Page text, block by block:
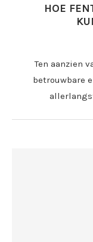
HOE
Ten aanzien
betrouwbare